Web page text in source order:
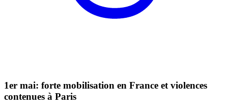
1er mai: forte mobilisation en France et violences
contenues à Paris